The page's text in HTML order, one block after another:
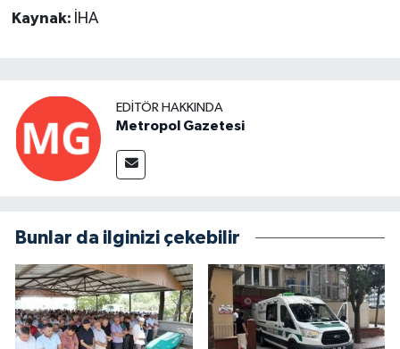
Kaynak: İHA
EDITÖR HAKKINDA
Metropol Gazetesi
Bunlar da ilginizi çekebilir